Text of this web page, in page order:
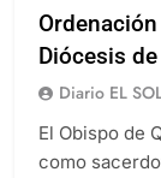
Diócesis
Diario EL
El Obispo de
como